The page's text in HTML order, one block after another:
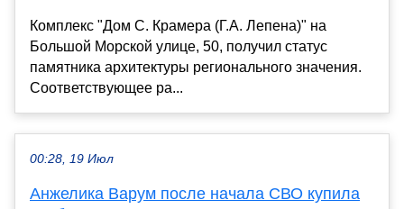
Комплекс "Дом С. Крамера (Г.А. Лепена)" на
Большой Морской улице, 50, получил статус
памятника архитектуры регионального значения.
Соответствующее ра...
00:28, 19 Июл
Анжелика Варум после начала СВО купила